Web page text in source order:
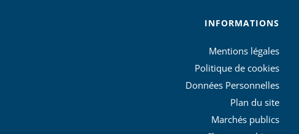
INFORMATIONS
Mentions légales
Politique de cookies
Données Personnelles
Plan du site
Marchés publics